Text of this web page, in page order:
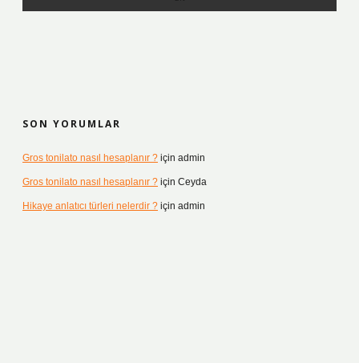
SON YORUMLAR
Gros tonilato nasıl hesaplanır ? için admin
Gros tonilato nasıl hesaplanır ? için Ceyda
Hikaye anlatıcı türleri nelerdir ? için admin